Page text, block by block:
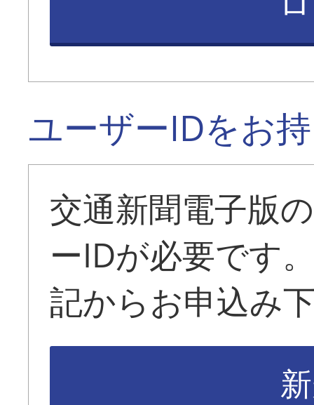
ユーザーIDをお
交通新聞電子版
ーIDが必要です
記からお申込み